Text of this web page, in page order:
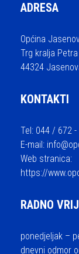
ADRESA
Općina
Trg kralja
44324
KONTAKTI
Tel: 044 / 672 -
E-mail:
Web stranica:
https://
RADNO
ponedjeljak –
dnevni odmor